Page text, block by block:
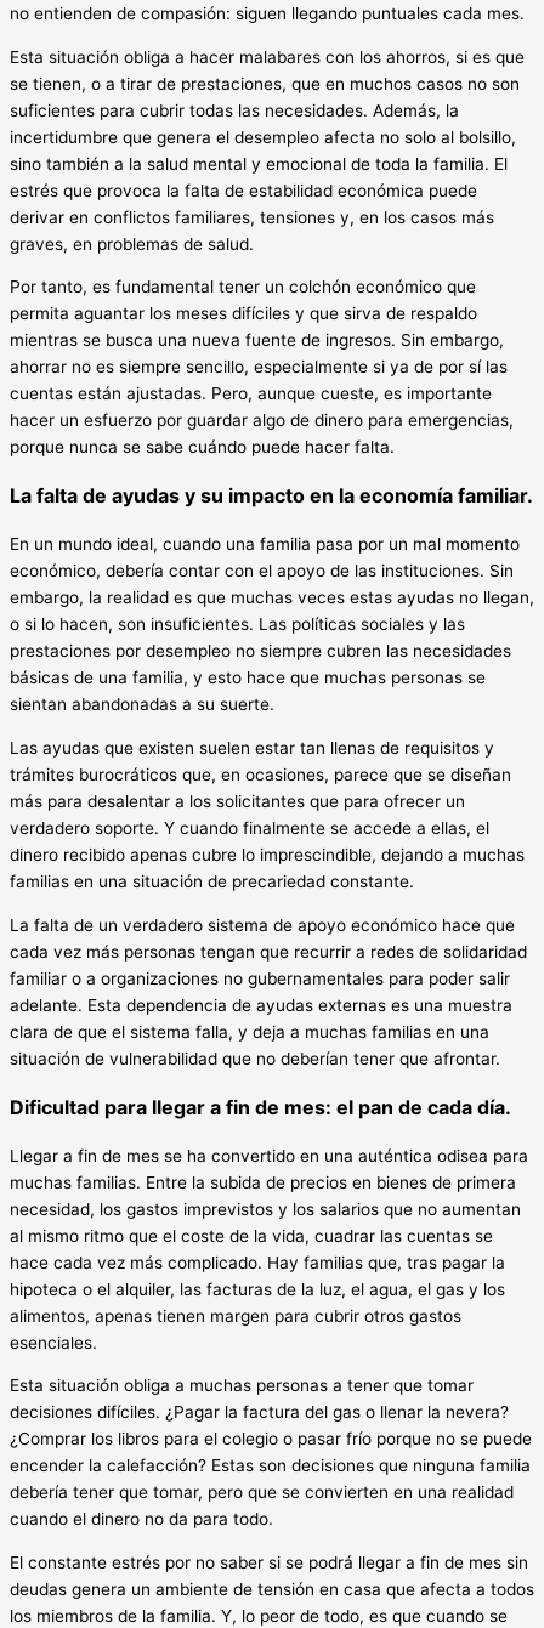
no entienden de compasión: siguen llegando puntuales cada mes.
Esta situación obliga a hacer malabares con los ahorros, si es que
se tienen, o a tirar de prestaciones, que en muchos casos no son
suficientes para cubrir todas las necesidades. Además, la
incertidumbre que genera el desempleo afecta no solo al bolsillo,
sino también a la salud mental y emocional de toda la familia. El
estrés que provoca la falta de estabilidad económica puede
derivar en conflictos familiares, tensiones y, en los casos más
graves, en problemas de salud.
Por tanto, es fundamental tener un colchón económico que
permita aguantar los meses difíciles y que sirva de respaldo
mientras se busca una nueva fuente de ingresos. Sin embargo,
ahorrar no es siempre sencillo, especialmente si ya de por sí las
cuentas están ajustadas. Pero, aunque cueste, es importante
hacer un esfuerzo por guardar algo de dinero para emergencias,
porque nunca se sabe cuándo puede hacer falta.
La falta de ayudas y su impacto en la economía familiar.
En un mundo ideal, cuando una familia pasa por un mal momento
económico, debería contar con el apoyo de las instituciones. Sin
embargo, la realidad es que muchas veces estas ayudas no llegan,
o si lo hacen, son insuficientes. Las políticas sociales y las
prestaciones por desempleo no siempre cubren las necesidades
básicas de una familia, y esto hace que muchas personas se
sientan abandonadas a su suerte.
Las ayudas que existen suelen estar tan llenas de requisitos y
trámites burocráticos que, en ocasiones, parece que se diseñan
más para desalentar a los solicitantes que para ofrecer un
verdadero soporte. Y cuando finalmente se accede a ellas, el
dinero recibido apenas cubre lo imprescindible, dejando a muchas
familias en una situación de precariedad constante.
La falta de un verdadero sistema de apoyo económico hace que
cada vez más personas tengan que recurrir a redes de solidaridad
familiar o a organizaciones no gubernamentales para poder salir
adelante. Esta dependencia de ayudas externas es una muestra
clara de que el sistema falla, y deja a muchas familias en una
situación de vulnerabilidad que no deberían tener que afrontar.
Dificultad para llegar a fin de mes: el pan de cada día.
Llegar a fin de mes se ha convertido en una auténtica odisea para
muchas familias. Entre la subida de precios en bienes de primera
necesidad, los gastos imprevistos y los salarios que no aumentan
al mismo ritmo que el coste de la vida, cuadrar las cuentas se
hace cada vez más complicado. Hay familias que, tras pagar la
hipoteca o el alquiler, las facturas de la luz, el agua, el gas y los
alimentos, apenas tienen margen para cubrir otros gastos
esenciales.
Esta situación obliga a muchas personas a tener que tomar
decisiones difíciles. ¿Pagar la factura del gas o llenar la nevera?
¿Comprar los libros para el colegio o pasar frío porque no se puede
encender la calefacción? Estas son decisiones que ninguna familia
debería tener que tomar, pero que se convierten en una realidad
cuando el dinero no da para todo.
El constante estrés por no saber si se podrá llegar a fin de mes sin
deudas genera un ambiente de tensión en casa que afecta a todos
los miembros de la familia. Y, lo peor de todo, es que cuando se